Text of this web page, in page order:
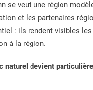
se veut une région
et les partenaires
: ils rendent visibles
à la région.
naturel devient